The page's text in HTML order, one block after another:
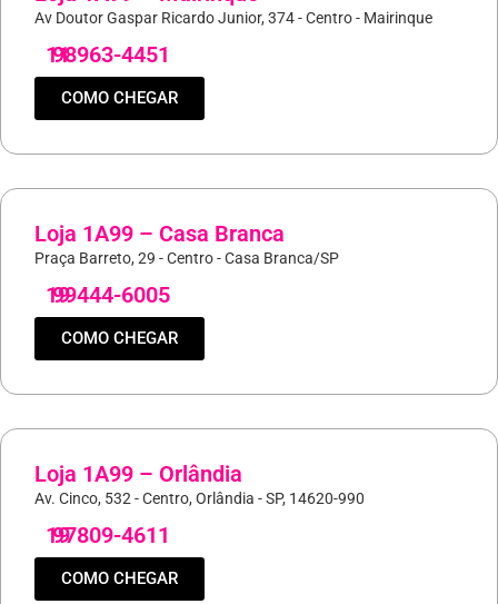
Av Doutor Gaspar Ricardo Junior, 374 - Centro - Mairinque
11
98963-4451
COMO CHEGAR
Loja 1A99 – Casa Branca
Praça Barreto, 29 - Centro - Casa Branca/SP
19
99444-6005
COMO CHEGAR
Loja 1A99 – Orlândia
Av. Cinco, 532 - Centro, Orlândia - SP, 14620-990
19
97809-4611
COMO CHEGAR